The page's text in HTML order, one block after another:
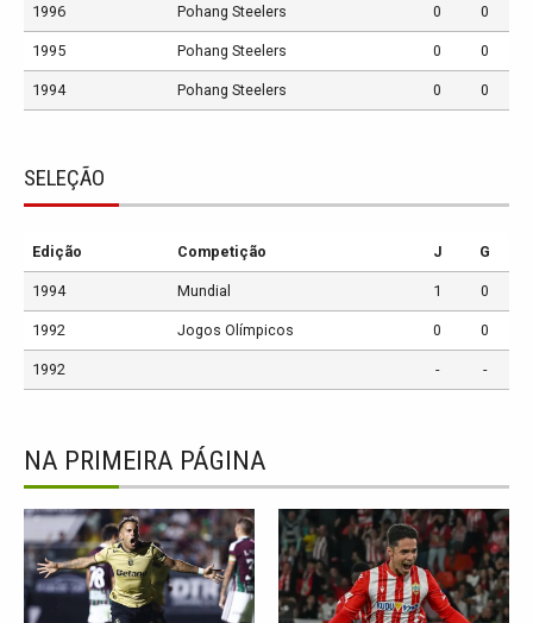
1996 Pohang Steelers 0 0
1995 Pohang Steelers 0 0
1994 Pohang Steelers 0 0
SELEÇÃO
Edição Competição J G
1994 Mundial 1 0
1992 Jogos Olímpicos 0 0
1992 - -
NA PRIMEIRA PÁGINA